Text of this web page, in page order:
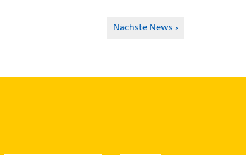
Nächste News